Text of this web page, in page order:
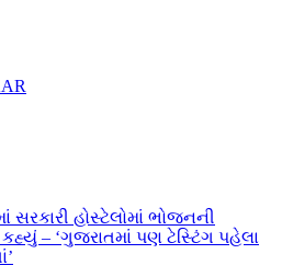
હોસ્ટેલોમાં ભોજનની
કહ્યું – ‘ગુજરાતમાં પણ ટેસ્ટિંગ પહેલા